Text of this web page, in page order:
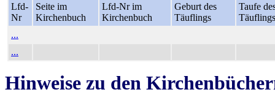
Lfd-
Nr
Seite im
Kirchenbuch
Lfd-Nr im
Kirchenbuch
Geburt des
Täuflings
Taufe
Täuflings
...
...
Hinweise zu den